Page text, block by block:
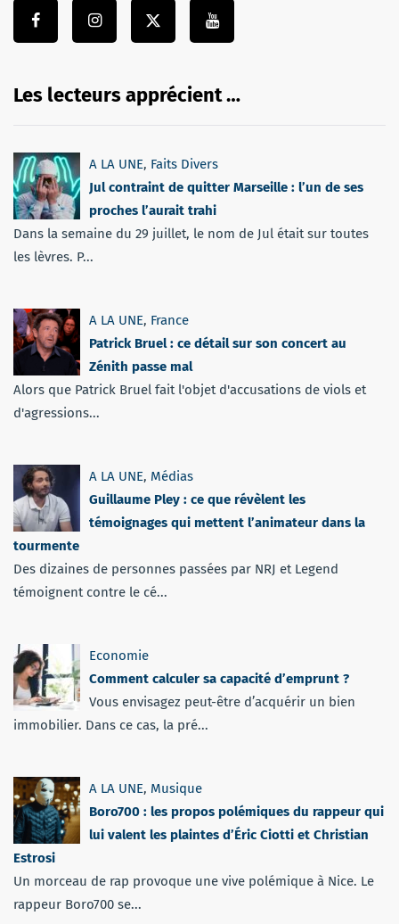
Les lecteurs apprécient …
A LA UNE, Faits Divers
Jul contraint de quitter Marseille : l’un de ses
proches l’aurait trahi
Dans la semaine du 29 juillet, le nom de Jul était sur toutes
les lèvres. P...
A LA UNE, France
Patrick Bruel : ce détail sur son concert au
Zénith passe mal
Alors que Patrick Bruel fait l'objet d'accusations de viols et
d'agressions...
A LA UNE, Médias
Guillaume Pley : ce que révèlent les
témoignages qui mettent l’animateur dans la
tourmente
Des dizaines de personnes passées par NRJ et Legend
témoignent contre le cé...
Economie
Comment calculer sa capacité d’emprunt ?
Vous envisagez peut-être d’acquérir un bien
immobilier. Dans ce cas, la pré...
A LA UNE, Musique
Boro700 : les propos polémiques du rappeur qui
lui valent les plaintes d’Éric Ciotti et Christian
Estrosi
Un morceau de rap provoque une vive polémique à Nice. Le
rappeur Boro700 se...